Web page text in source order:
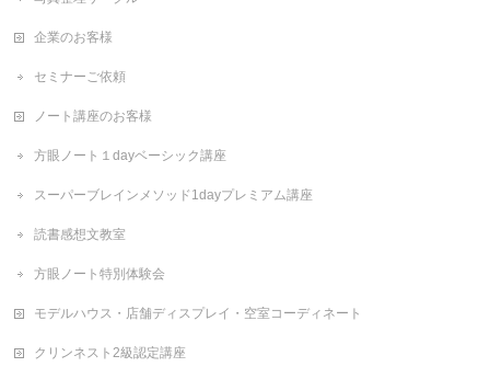
企業のお客様
セミナーご依頼
ノート講座のお客様
方眼ノート１dayベーシック講座
スーパーブレインメソッド1dayプレミアム講座
読書感想文教室
方眼ノート特別体験会
モデルハウス・店舗ディスプレイ・空室コーディネート
クリンネスト2級認定講座